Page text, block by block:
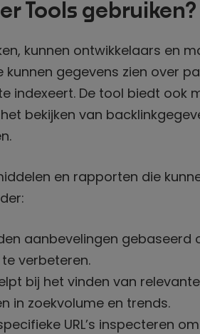
Tools gebruiken?
kunnen ontwikkelaars en
gegevens zien over
indexeert. De tool biedt ook
bekijken van
en rapporten die
aanbevelingen
verbeteren.
bij het vinden van
in zoekvolume en trends.
URL’s inspecteren